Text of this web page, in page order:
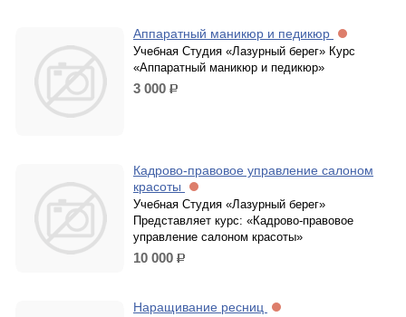
Аппаратный маникюр и педикюр
Учебная Студия «Лазурный берег» Курс
«Аппаратный маникюр и педикюр»
3 000 р.
Кадрово-правовое управление салоном
красоты
Учебная Студия «Лазурный берег»
Представляет курс: «Кадрово-правовое
управление салоном красоты»
10 000 р.
Наращивание ресниц